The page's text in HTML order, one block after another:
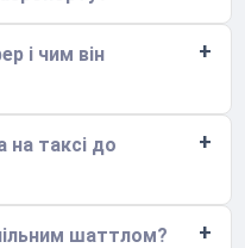
і чим він
на таксі до
шаттлом?